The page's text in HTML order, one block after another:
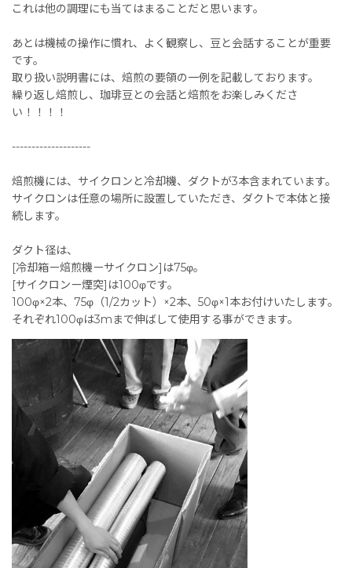
これは他の調理にも当てはまることだと思います。
あとは機械の操作に慣れ、よく観察し、豆と会話することが重要
です。
取り扱い説明書には、焙煎の要領の一例を記載しております。
繰り返し焙煎し、珈琲豆との会話と焙煎をお楽しみくださ
い！！！！
--------------------
焙煎機には、サイクロンと冷却機、ダクトが3本含まれています。
サイクロンは任意の場所に設置していただき、ダクトで本体と接
続します。
ダクト径は、
[冷却箱ー焙煎機ーサイクロン]は75φ。
[サイクロンー煙突]は100φです。
100φ×2本、75φ（1/2カット）×2本、50φ×1本お付けいたします。
それぞれ100φは3mまで伸ばして使用する事ができます。